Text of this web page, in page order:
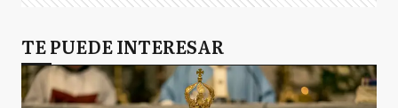
TE PUEDE INTERESAR